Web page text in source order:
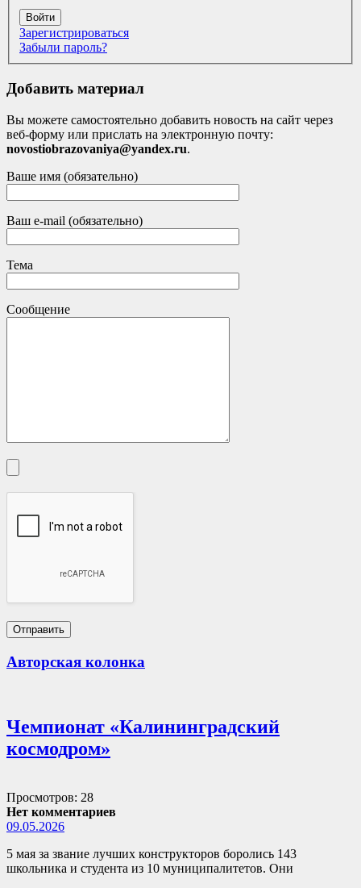
Войти
Зарегистрироваться
Забыли пароль?
Добавить материал
Вы можете самостоятельно добавить новость на сайт через
веб-форму или прислать на электронную почту:
novostiobrazovaniya@yandex.ru.
Ваше имя (обязательно)
Ваш e-mail (обязательно)
Тема
Сообщение
Авторская колонка
Чемпионат «Калининградский
космодром»
Просмотров: 28
Нет комментариев
09.05.2026
5 мая за звание лучших конструкторов боролись 143
школьника и студента из 10 муниципалитетов. Они